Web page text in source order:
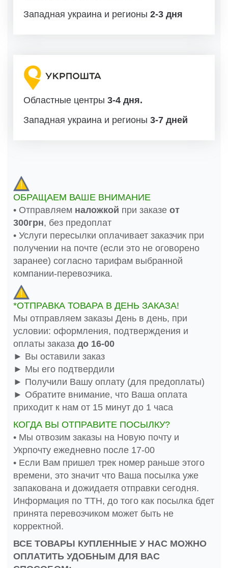
Западная украина и регионы 2-3 дня
Областные центры 3-4 дня.
Западная украина и регионы 3-7 дней
ОБРАЩАЕМ ВАШЕ ВНИМАНИЕ
• Отправляем наложкой при заказе от
300грн, без предоплат
• Услуги пересылки оплачивает заказчик при
получении на почте (если это не оговорено
заранее) согласно тарифам выбранной
компании-перевозчика.
*ОТПРАВКА ТОВАРА В ДЕНЬ ЗАКАЗА!
Мы отправляем заказы День в день, при
условии: оформления, подтверждения и
оплаты заказа до 16-00
► Вы оставили заказ
► Мы его подтвердили
► Получили Вашу оплату (для предоплаты)
► Обратите внимание, что Ваша оплата
приходит к нам от 15 минут до 1 часа
КОГДА ВЫ ОТПРАВИТЕ ПОСЫЛКУ?
• Мы отвозим заказы на Новую почту и
Укрпочту ежедневно после 17-00
• Если Вам пришел трек номер раньше этого
времени, это значит что Ваша посылка уже
запакована и дожидаетя отправки сегодня.
Информация по ТТН, до того как посылка бдет
принята перевозчиком может быть не
корректной.
ВСЕ ТОВАРЫ КУПЛЕННЫЕ У НАС МОЖНО
ОПЛАТИТЬ УДОБНЫМ ДЛЯ ВАС